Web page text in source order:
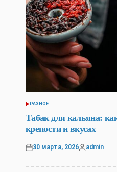
POSTED
IN
РАЗНОЕ
Табак для кальяна:
крепости и вкусах
Posted
30 марта, 2026
Posted
admin